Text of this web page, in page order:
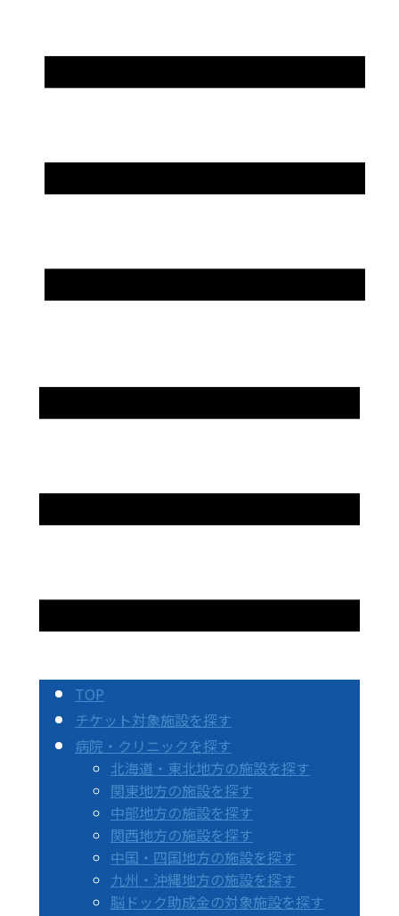
TOP
チケット対象施設を探す
病院・クリニックを探す
北海道・東北地方の施設を探す
関東地方の施設を探す
中部地方の施設を探す
関西地方の施設を探す
中国・四国地方の施設を探す
九州・沖縄地方の施設を探す
脳ドック助成金の対象施設を探す